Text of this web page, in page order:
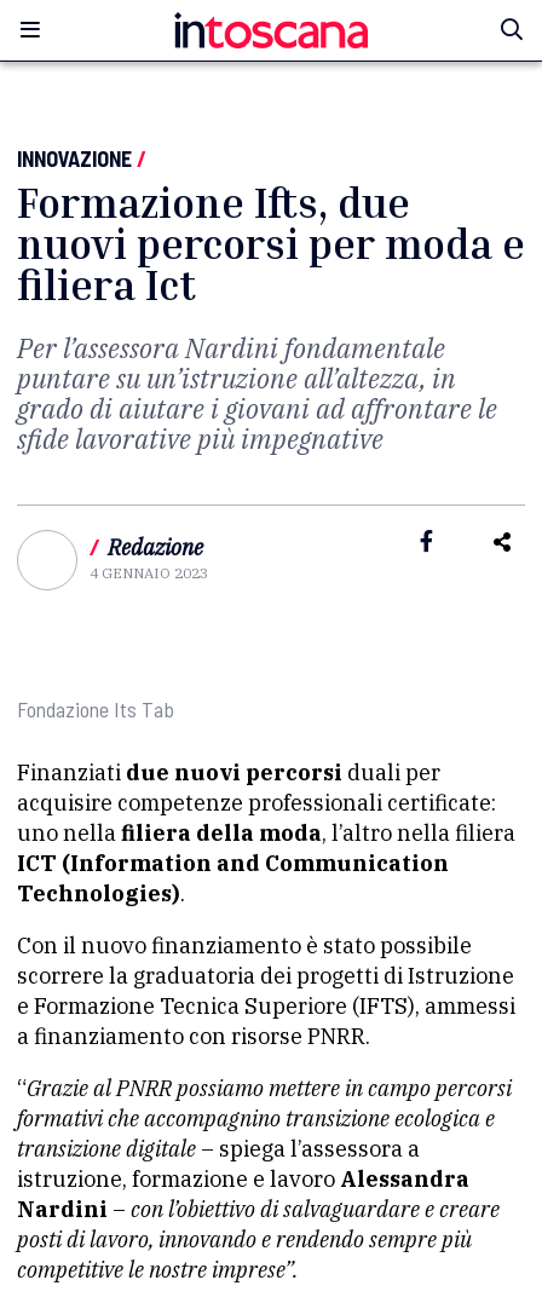
INNOVAZIONE/
Formazione Ifts, due
nuovi percorsi per moda e
filiera Ict
Per l’assessora Nardini fondamentale
puntare su un’istruzione all’altezza, in
grado di aiutare i giovani ad affrontare le
sfide lavorative più impegnative
/ Redazione
4 GENNAIO 2023
Fondazione Its Tab
Finanziati due nuovi percorsi duali per
acquisire competenze professionali certificate:
uno nellafiliera della moda, l’altro nella filiera
ICT (Information and Communication
Technologies).
Con il nuovo finanziamento è stato possibile
scorrere la graduatoria dei progetti di Istruzione
e Formazione Tecnica Superiore (IFTS), ammessi
a finanziamento con risorse PNRR.
“Grazie al PNRR possiamo mettere in campo percorsi
formativi che accompagnino transizione ecologica e
transizione digitale – spiega l’assessora a
istruzione, formazione e lavoro Alessandra
Nardini – con l’obiettivo di salvaguardare e creare
posti di lavoro, innovando e rendendo sempre più
competitive le nostre imprese”.